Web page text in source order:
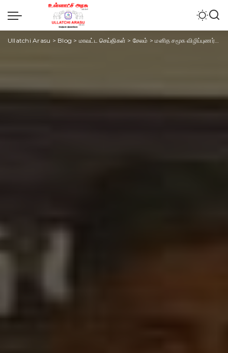
Ullatchi Arasu > Blog > மாவட்ட செய்திகள் > சேலம் >மனித சமூக விழிப்புணர்வு அமைப்பின் சார்பில் நடந்த முப்பெரும் விழா – தமிழ்நாடு பத்திரிகையாளர் நலச்சங்க தலைவர் சரவணன் பங்கேற்பு.